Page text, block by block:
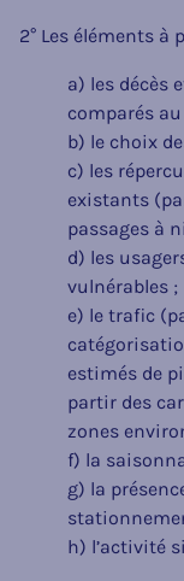
2° Les éléments à
a) les décès
comparés
b) le choix
c) les
existants
passages à
d) les
vulnérables ;
e) le trafic
estimés de
partir des
zones
f) la
g) la
h) l’activité